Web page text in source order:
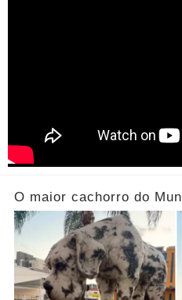
O maior cachorro do